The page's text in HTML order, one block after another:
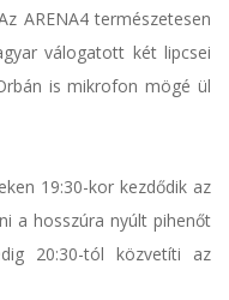
ARENA4 természetesen
válogatott két lipcsei
is mikrofon mögé ül
19:30-kor kezdődik az
a hosszúra nyúlt pihenőt
20:30-tól közvetíti az